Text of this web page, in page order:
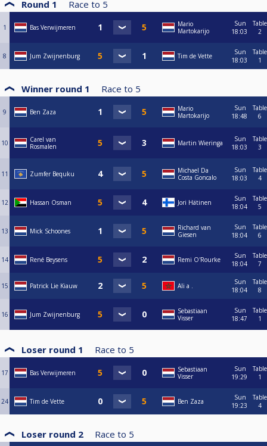
Round 1 Race to 5
1 Bas Verwijmeren
Mario
Martokarijo
Sun
18:03
Table
2
8 Jum Zwijnenburg Tim de Vette
Sun
18:03
Table
1
Winner round 1 Race to 5
9 Ben Zaza
Mario
Martokarijo
Sun
18:48
Table
6
10
Carel van
Rosmalen
Martin Wieringa
Sun
18:03
Table
3
11 Zumfer Bequku
Michael Da
Costa Goncalo
Sun
18:03
Table
4
12 Hassan Osman Jori Hätinen
Sun
18:04
Table
5
13 Mick Schoones
Richard van
Giesen
Sun
18:04
Table
6
14 René Beysens Remi O'Rourke
Sun
18:04
Table
7
15 Patrick Lie Kiauw Ali a .
Sun
18:04
Table
8
16 Jum Zwijnenburg
Sebastiaan
Visser
Sun
18:47
Table
1
Loser round 1 Race to 5
17 Bas Verwijmeren
Sebastiaan
Visser
Sun
19:29
Table
1
24 Tim de Vette Ben Zaza
Sun
19:23
Table
4
Loser round 2 Race to 5